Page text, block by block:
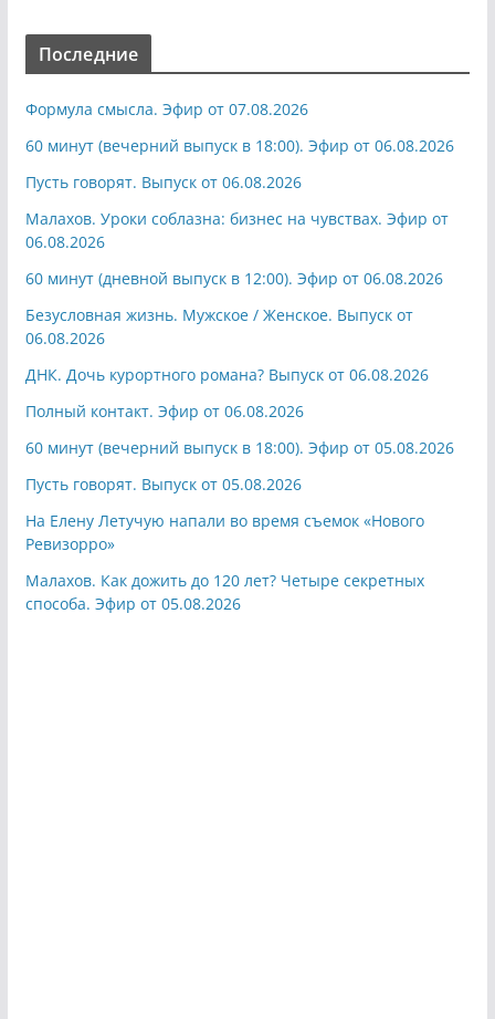
Последние
Формула смысла. Эфир от 07.08.2026
60 минут (вечерний выпуск в 18:00). Эфир от 06.08.2026
Пусть говорят. Выпуск от 06.08.2026
Малахов. Уроки соблазна: бизнес на чувствах. Эфир от
06.08.2026
60 минут (дневной выпуск в 12:00). Эфир от 06.08.2026
Безусловная жизнь. Мужское / Женское. Выпуск от
06.08.2026
ДНК. Дочь курортного романа? Выпуск от 06.08.2026
Полный контакт. Эфир от 06.08.2026
60 минут (вечерний выпуск в 18:00). Эфир от 05.08.2026
Пусть говорят. Выпуск от 05.08.2026
На Елену Летучую напали во время съемок «Нового
Ревизорро»
Малахов. Как дожить до 120 лет? Четыре секретных
способа. Эфир от 05.08.2026